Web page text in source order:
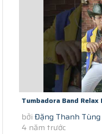
Tumbadora Band Relax
Lockdown Cam On Tinh
bởi Đặng Thanh Tùng
4 năm trước